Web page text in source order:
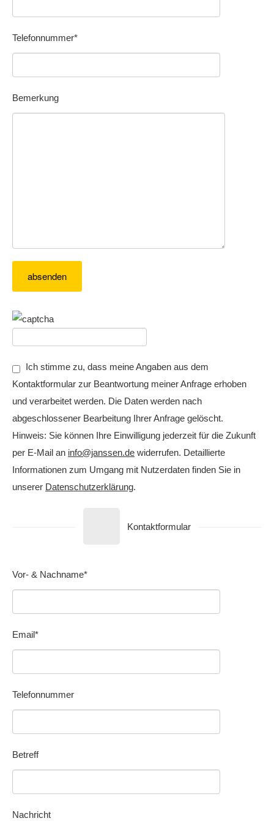
Telefonnummer*
Bemerkung
Ich stimme zu, dass meine Angaben aus dem
Kontaktformular zur Beantwortung meiner Anfrage erhoben
und verarbeitet werden. Die Daten werden nach
abgeschlossener Bearbeitung Ihrer Anfrage gelöscht.
Hinweis: Sie können Ihre Einwilligung jederzeit für die Zukunft
per E-Mail an info@janssen.de widerrufen. Detaillierte
Informationen zum Umgang mit Nutzerdaten finden Sie in
unserer Datenschutzerklärung.
Kontaktformular
Vor- & Nachname*
Email*
Telefonnummer
Betreff
Nachricht